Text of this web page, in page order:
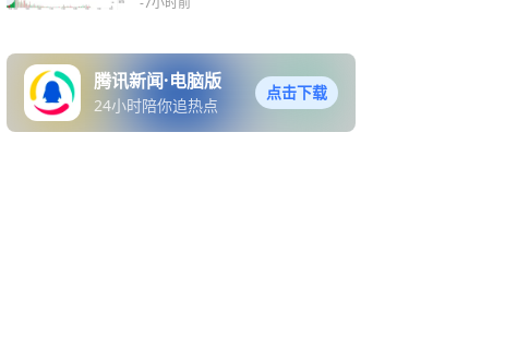
腾讯新闻·电脑版
24小时陪你追热点
点击下载